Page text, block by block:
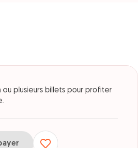
ou plusieurs billets pour profiter